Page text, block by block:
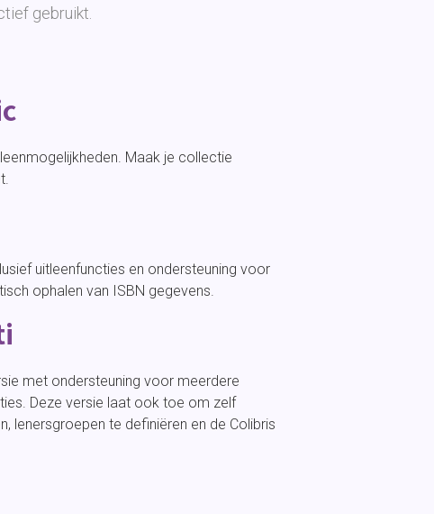
gebruikt.
Maak je collectie
uitleenfuncties en ondersteuning voor
ophalen van ISBN gegevens.
met ondersteuning voor meerdere
Deze versie laat ook toe om zelf
lenersgroepen te definiëren en de Colibris